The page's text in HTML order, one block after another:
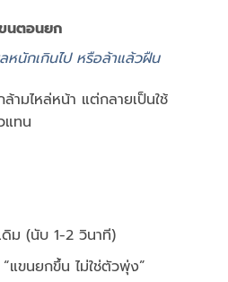
นตอนยก
หนักเกินไป หรือล้าแล้วฝืน
ล้ามไหล่หน้า แต่กลายเป็นใช้
แทน
ดิม (นับ 1-2 วินาที)
แขนยกขึ้น ไม่ใช่ตัวพุ่ง”